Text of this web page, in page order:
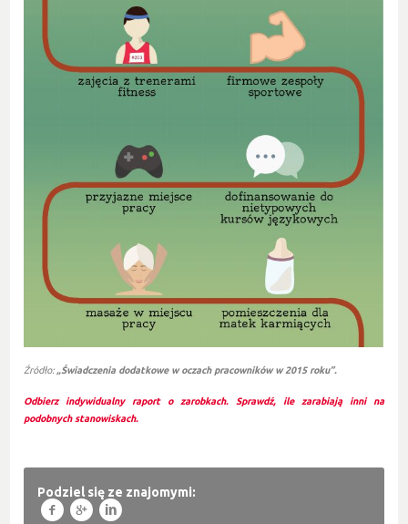
Źródło:„Świadczenia dodatkowe w oczach pracowników w 2015 roku”.
Odbierz indywidualny raport o zarobkach. Sprawdź, ile zarabiają inni na
podobnych stanowiskach.
Podziel się ze znajomymi:
f g l